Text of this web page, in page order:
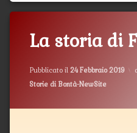
La storia di
Pubblicato il 24 Febbraio 2019
Categorie:
Storie di Bontà-NewSite